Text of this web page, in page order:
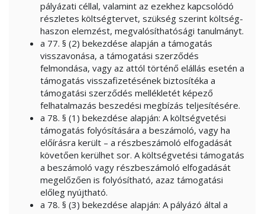
pályázati céllal, valamint az ezekhez kapcsolódó
részletes költségtervet, szükség szerint költség-
haszon elemzést, megvalósíthatósági tanulmányt.
a 77. § (2) bekezdése alapján a támogatás
visszavonása, a támogatási szerződés
felmondása, vagy az attól történő elállás esetén a
támogatás visszafizetésének biztosítéka a
támogatási szerződés mellékletét képező
felhatalmazás beszedési megbízás teljesítésére.
a 78. § (1) bekezdése alapján: A költségvetési
támogatás folyósítására a beszámoló, vagy ha
előírásra került – a részbeszámoló elfogadását
követően kerülhet sor. A költségvetési támogatás
a beszámoló vagy részbeszámoló elfogadását
megelőzően is folyósítható, azaz támogatási
előleg nyújtható.
a 78. § (3) bekezdése alapján: A pályázó által a